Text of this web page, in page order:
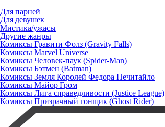
Для парней
Для девушек
Мистика/ужасы
Другие жанры
Комиксы Гравити Фолз (Gravity Falls)
Комиксы Marvel Universe
Комиксы Человек-паук (Spider-Man)
Комиксы Бэтмен (Batman)
Комиксы Земля Королей Федора Нечитайло
Комиксы Майор Гром
Комиксы Лига справедливости (Justice League)
Комиксы Призрачный гонщик (Ghost Rider)